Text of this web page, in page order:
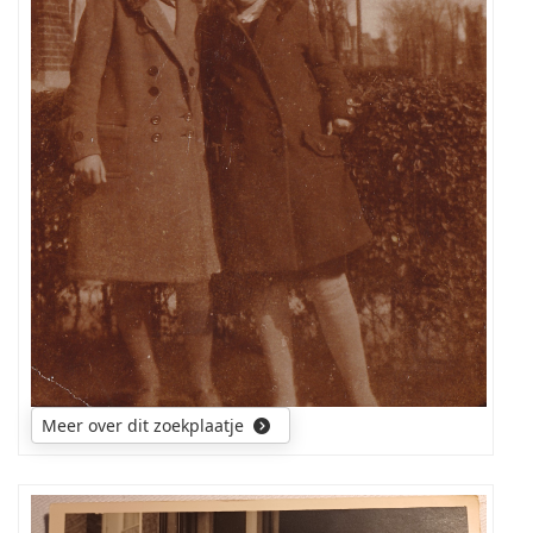
naam?
Meer over dit zoekplaatje